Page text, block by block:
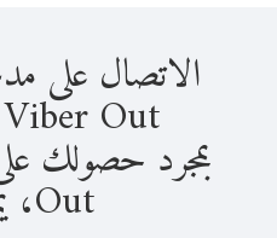
الاتصال على
Viber Out سهل للغاية.
Out، يمكنك: